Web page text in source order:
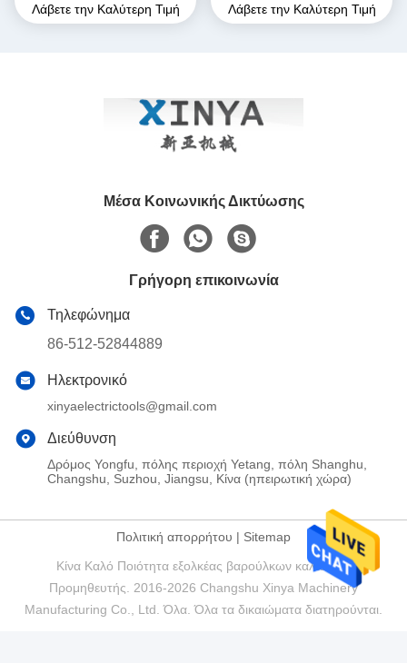
Υπόγεια Τοποθέτηση
Λάβετε την Καλύτερη Τιμή
για Υπόγεια Τοποθέτηση
Λάβετε την Καλύτερη Τιμή
Μέσα Κοινωνικής Δικτύωσης
Γρήγορη επικοινωνία
Τηλεφώνημα
86-512-52844889
Ηλεκτρονικό
xinyaelectrictools@gmail.com
Διεύθυνση
Δρόμος Yongfu, πόλης περιοχή Yetang, πόλη Shanghu,
Changshu, Suzhou, Jiangsu, Κίνα (ηπειρωτική χώρα)
Πολιτική απορρήτου | Sitemap
Κίνα Καλό Ποιότητα εξολκέας βαρούλκων καλωδίων
Προμηθευτής. 2016-2026 Changshu Xinya Machinery
Manufacturing Co., Ltd. Όλα. Όλα τα δικαιώματα διατηρούνται.